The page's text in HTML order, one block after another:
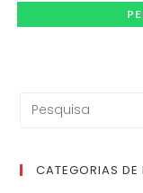
CATEGORIAS DE